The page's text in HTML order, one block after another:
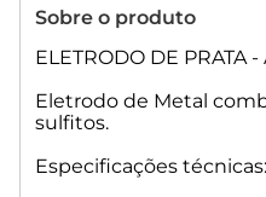
Sobre o produto
ELETRODO DE PRATA -
Eletrodo de Metal
sulfitos.
Especificações técnicas: